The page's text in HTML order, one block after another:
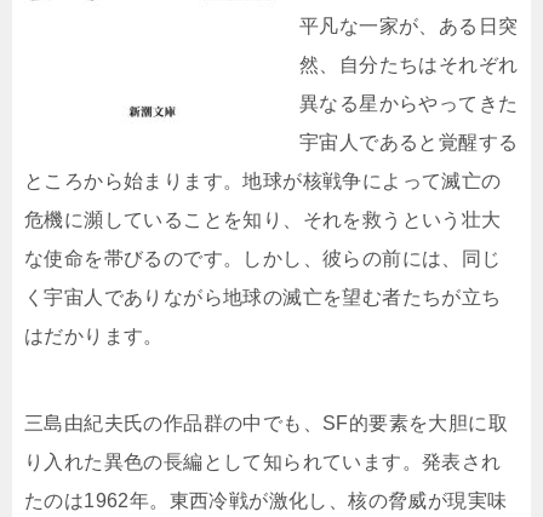
平凡な一家が、ある日突
然、自分たちはそれぞれ
異なる星からやってきた
宇宙人であると覚醒する
ところから始まります。地球が核戦争によって滅亡の
危機に瀕していることを知り、それを救うという壮大
な使命を帯びるのです。しかし、彼らの前には、同じ
く宇宙人でありながら地球の滅亡を望む者たちが立ち
はだかります。
三島由紀夫氏の作品群の中でも、SF的要素を大胆に取
り入れた異色の長編として知られています。発表され
たのは1962年。東西冷戦が激化し、核の脅威が現実味